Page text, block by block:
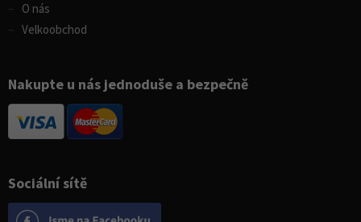
Sociální sítě
O nás
Velkoobchod
Nakupte u nás jednoduše a bezpečně